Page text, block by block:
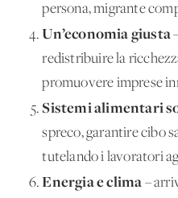
persona, migrante
Un’economia giusta
redistribuire la
promuovere imprese
Sistemi alimentari
spreco, garantire cibo
tutelando i lavoratori
Energia e clima –